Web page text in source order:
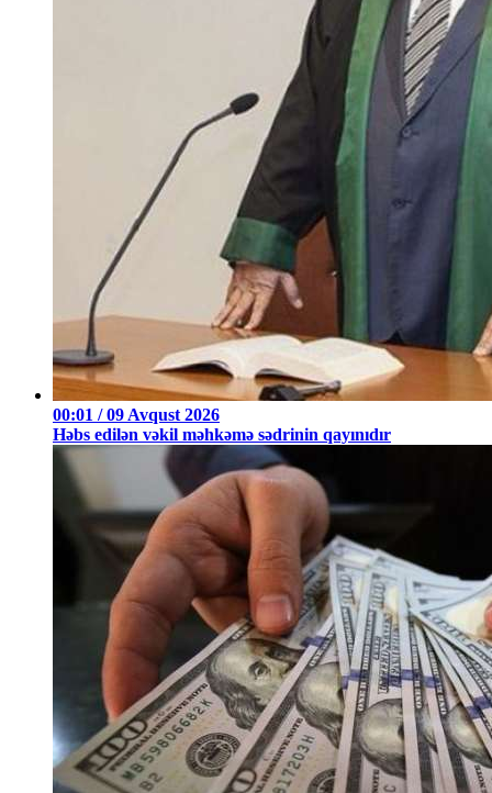
00:01 / 09 Avqust 2026
Həbs edilən vəkil məhkəmə sədrinin qayınıdır